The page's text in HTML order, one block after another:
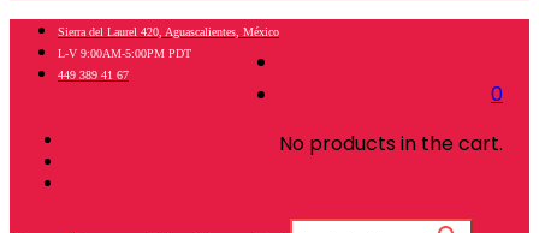
0
No products in the cart.
Sierra del Laurel 420, Aguascalientes, México
L-V 9:00AM-5:00PM PDT
449 389 41 67